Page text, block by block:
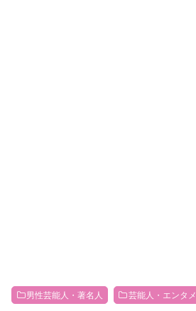
男性芸能人・著名人 芸能人・エンタメ